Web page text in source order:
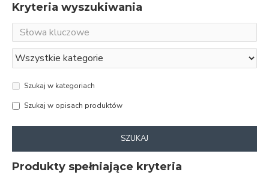
Kryteria wyszukiwania
Szukaj w kategoriach
Szukaj w opisach produktów
SZUKAJ
Produkty spełniające kryteria